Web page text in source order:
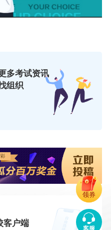
多考试资讯
组织
客户端
客服
领券